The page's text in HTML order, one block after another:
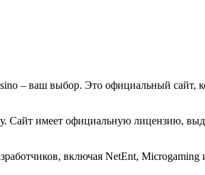
– ваш выбор. Это официальный сайт,
Сайт имеет официальную лицензию,
включая NetEnt,